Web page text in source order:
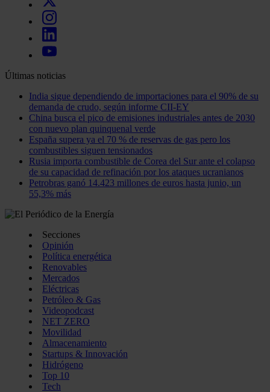
Últimas noticias
India sigue dependiendo de importaciones para el 90% de su
demanda de crudo, según informe CII-EY
China busca el pico de emisiones industriales antes de 2030
con nuevo plan quinquenal verde
España supera ya el 70 % de reservas de gas pero los
combustibles siguen tensionados
Rusia importa combustible de Corea del Sur ante el colapso
de su capacidad de refinación por los ataques ucranianos
Petrobras ganó 14.423 millones de euros hasta junio, un
55,3% más
Secciones
Opinión
Política energética
Renovables
Mercados
Eléctricas
Petróleo & Gas
Videopodcast
NET ZERO
Movilidad
Almacenamiento
Startups & Innovación
Hidrógeno
Top 10
Tech